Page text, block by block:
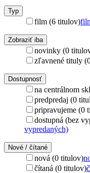
Typ
film (6 titulov)
Zobraziť iba
novinky (0
zľavnené tituly
Dostupnosť
na centrálnom
predpredaj (0
pripravujeme (0
dostupná (bez
vypredaných)
Nové / čítané
nová (0 titulov)
čítaná (0 titulov)